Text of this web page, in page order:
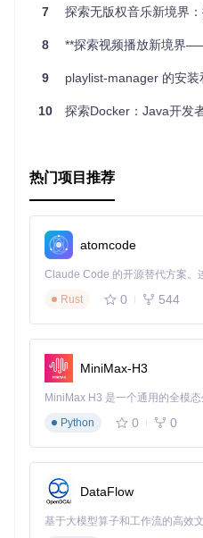
7 探索无版权音乐新境界：揭秘
8 **探索视频播放新境界——视
9 playlist-manager 的安装
10 探索Docker：Java开发
热门项目推荐
atomcode
Rust
0 544
MiniMax-H3
Python
0 0
DataFlow
基于大模型算子和工作流的高效